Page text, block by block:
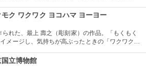
モク ワクワク ヨコハマ ヨーヨー
れた、最上 壽之（彫刻家）の作品。「もくもく
メージし、気持ちが高ぶったときの「ワクワク」
という意味を込めたアート作品になっています。い
らじっくり眺めてみて。
国立博物館